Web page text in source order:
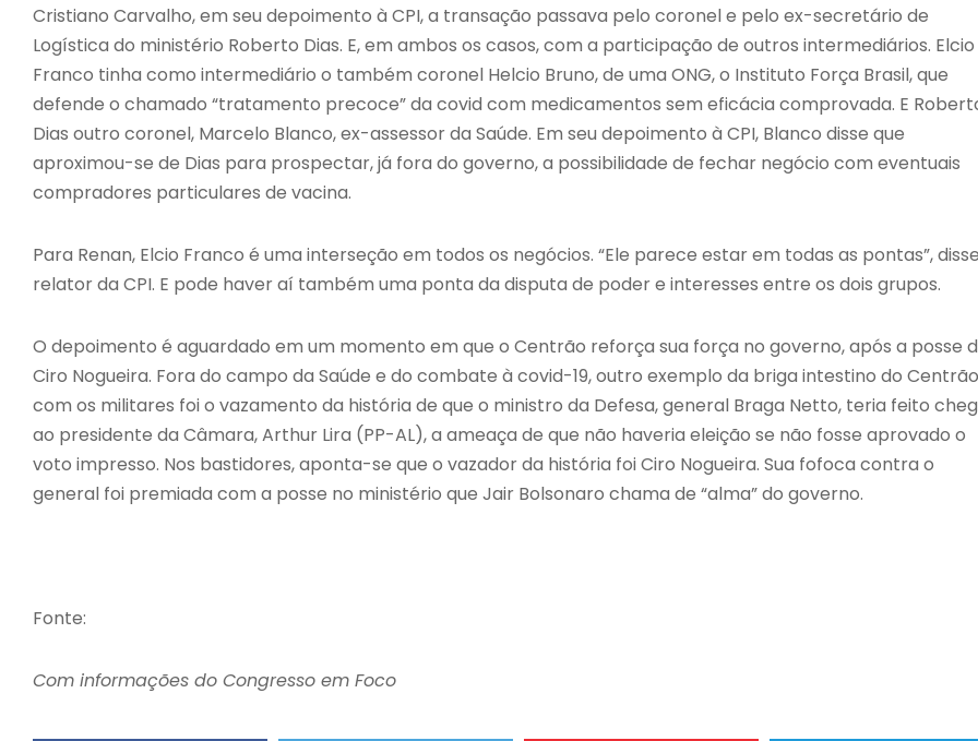
Cristiano Carvalho, em seu depoimento à CPI, a transação passava pelo coronel e pelo ex-secretário de
Logística do ministério Roberto Dias. E, em ambos os casos, com a participação de outros intermediários. Elcio
Franco tinha como intermediário o também coronel Helcio Bruno, de uma ONG, o Instituto Força Brasil, que
defende o chamado “tratamento precoce” da covid com medicamentos sem eficácia comprovada. E
Dias outro coronel, Marcelo Blanco, ex-assessor da Saúde. Em seu depoimento à CPI, Blanco disse que
aproximou-se de Dias para prospectar, já fora do governo, a possibilidade de fechar negócio com eventuais
compradores particulares de vacina.
Para Renan, Elcio Franco é uma interseção em todos os negócios. “Ele parece estar em todas as pontas”,
relator da CPI. E pode haver aí também uma ponta da disputa de poder e interesses entre os dois grupos.
O depoimento é aguardado em um momento em que o Centrão reforça sua força no governo, após a posse
Ciro Nogueira. Fora do campo da Saúde e do combate à covid-19, outro exemplo da briga intestino do Centrão
com os militares foi o vazamento da história de que o ministro da Defesa, general Braga Netto, teria feito
ao presidente da Câmara, Arthur Lira (PP-AL), a ameaça de que não haveria eleição se não fosse aprovado o
voto impresso. Nos bastidores, aponta-se que o vazador da história foi Ciro Nogueira. Sua fofoca contra o
general foi premiada com a posse no ministério que Jair Bolsonaro chama de “alma” do governo.
Fonte:
Com informações do Congresso em Foco